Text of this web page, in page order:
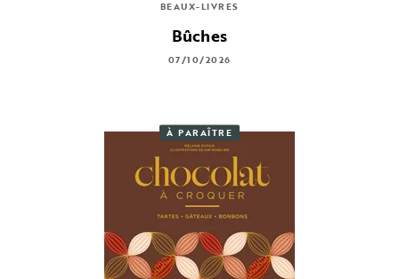
BEAUX-LIVRES
Bûches
07/10/2026
À PARAÎTRE